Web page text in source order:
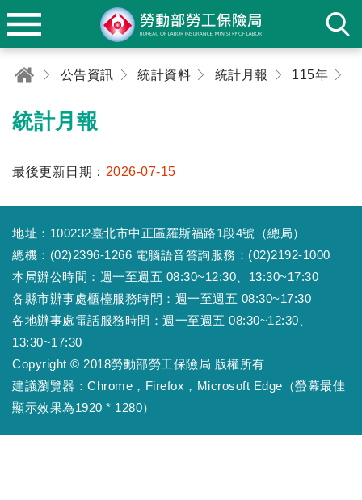
公告資訊 統計資料 統計月報 115年
統計月報
最後更新日期： 2026-07-15
地址：100232臺北市中正區羅斯福路1段4號（總局）
總機：(02)2396-1266 電腦語音答詢服務：(02)2192-1000
本局辦公時間：週一至週五 08:30~12:30、13:30~17:30
各縣市辦事處櫃檯服務時間：週一至週五 08:30~17:30
各地辦事處電話服務時間：週一至週五 08:30~12:30、
13:30~17:30
Copyright © 2018勞動部勞工保險局 版權所有
建議瀏覽器：Chrome，Firefox，Microsoft Edge（螢幕最佳
顯示效果為1920 * 1280）